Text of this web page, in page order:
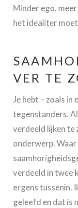
Minder ego,
het idealiter
VER TE
Je hebt – zoals in
tegenstanders.
verdeeld lijken te
onderwerp.
verdeeld in twee
ergens tussenin.
geleefd en dat is